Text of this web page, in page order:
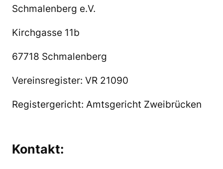
Schmalenberg e.V.
Kirchgasse 11b
67718 Schmalenberg
Vereinsregister: VR 21090
Registergericht: Amtsgericht Zweibrücken
Kontakt: